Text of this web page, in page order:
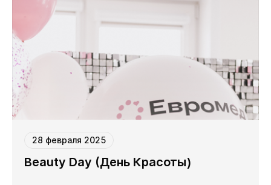
28 февраля 2025
Beauty Day (День Красоты)